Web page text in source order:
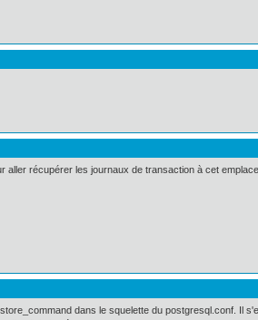
récupérer les journaux de transaction à cet
dans le squelette du postgresql.conf. Il